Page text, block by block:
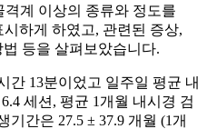
격계 이상의 종류와 정도를
시하게 하였고, 관련된 증상,
등을 살펴보았습니다.
간 13분이었고 일주일 평균 내
세션, 평균 1개월 내시경 검
기간은 27.5 ± 37.9 개월 (1개